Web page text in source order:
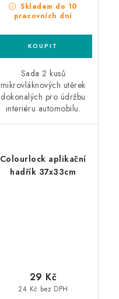
Skladem do 10
pracovních dní
Sada 2 kusů
mikrovláknových utěrek
dokonalých pro údržbu
interiéru automobilu.
Colourlock aplikační
hadřík 37x33cm
24 Kč bez DPH
29 Kč